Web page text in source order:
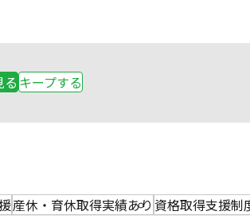
る キープする
産休・育休取得実績あり 資格取得支援制